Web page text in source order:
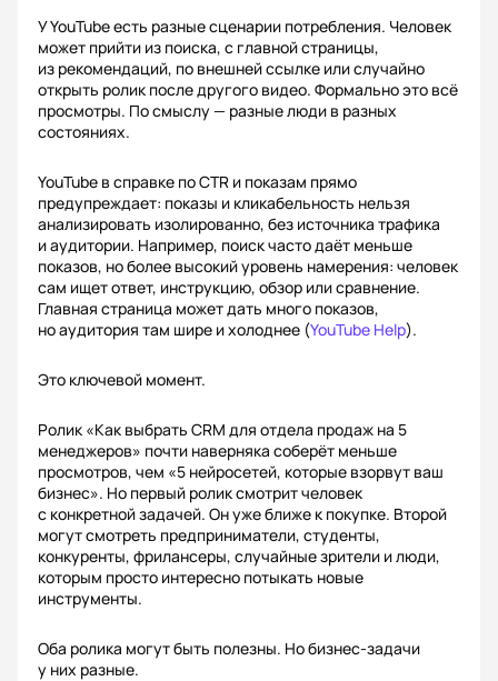
У YouTube есть разные сценарии потребления. Человек
может прийти из поиска, с главной страницы,
из рекомендаций, по внешней ссылке или случайно
открыть ролик после другого видео. Формально это всё
просмотры. По смыслу — разные люди в разных
состояниях.
YouTube в справке по CTR и показам прямо
предупреждает: показы и кликабельность нельзя
анализировать изолированно, без источника трафика
и аудитории. Например, поиск часто даёт меньше
показов, но более высокий уровень намерения: человек
сам ищет ответ, инструкцию, обзор или сравнение.
Главная страница может дать много показов,
но аудитория там шире и холоднее (YouTube Help).
Это ключевой момент.
Ролик «Как выбрать CRM для отдела продаж на 5
менеджеров» почти наверняка соберёт меньше
просмотров, чем «5 нейросетей, которые взорвут ваш
бизнес». Но первый ролик смотрит человек
с конкретной задачей. Он уже ближе к покупке. Второй
могут смотреть предприниматели, студенты,
конкуренты, фрилансеры, случайные зрители и люди,
которым просто интересно потыкать новые
инструменты.
Оба ролика могут быть полезны. Но бизнес-задачи
у них разные.